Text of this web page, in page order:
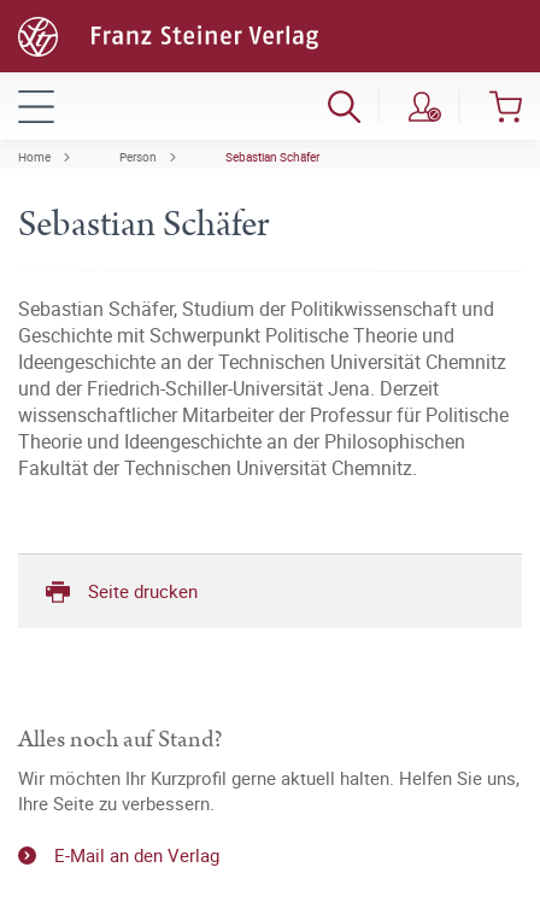
Home Person Sebastian Schäfer
Sebastian Schäfer
Sebastian Schäfer, Studium der Politikwissenschaft und
Geschichte mit Schwerpunkt Politische Theorie und
Ideengeschichte an der Technischen Universität Chemnitz
und der Friedrich-Schiller-Universität Jena. Derzeit
wissenschaftlicher Mitarbeiter der Professur für Politische
Theorie und Ideengeschichte an der Philosophischen
Fakultät der Technischen Universität Chemnitz.
Seite drucken
Alles noch auf Stand?
Wir möchten Ihr Kurzprofil gerne aktuell halten. Helfen Sie uns,
Ihre Seite zu verbessern.
E-Mail an den Verlag